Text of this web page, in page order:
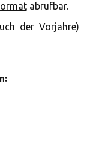
abrufbar.
der Vorjahre)